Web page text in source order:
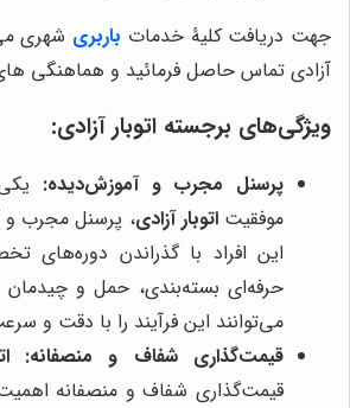
جهت دریافت کلیۀ خدمات باربری شهری می
آزادی تماس حاصل فرمائید و هماهنگی های
ویژگی‌های برجسته اتوبار آزادی:
پرسنل مجرب و آموزش‌دیده:
موفقیتاتوبار آزادی، پرسنل مجرب
این افراد با گذراندن دوره‌های
حرفه‌ای بسته‌بندی، حمل و چیدمان
می‌توانند این فرآیند را با دقت و
قیمت‌گذاری شفاف و منصفانه:
قیمت‌گذاری شفاف و منصفانه